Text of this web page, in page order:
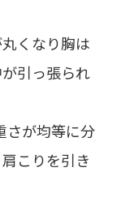
くなり胸は
引っ張られ
さが均等に分
こりを引き